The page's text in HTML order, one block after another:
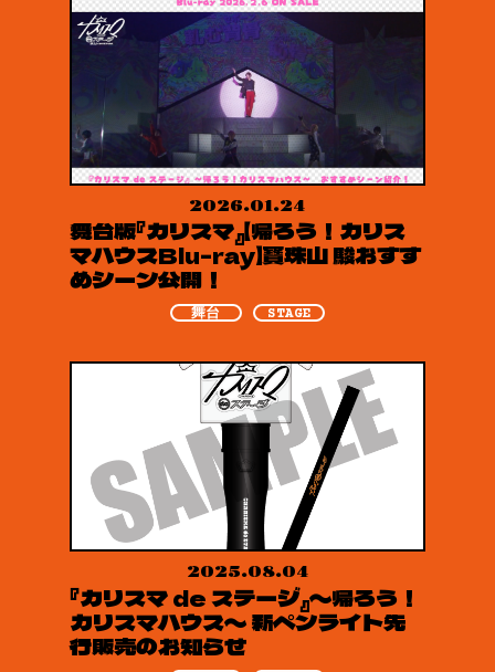
2026.01.24
舞台版『カリスマ』【帰ろう！カリス
マハウスBlu-ray】寶珠山 駿おすす
めシーン公開！
舞台 STAGE
2025.08.04
『カリスマ de ステージ』〜帰ろう！
カリスマハウス〜 新ペンライト先
行販売のお知らせ